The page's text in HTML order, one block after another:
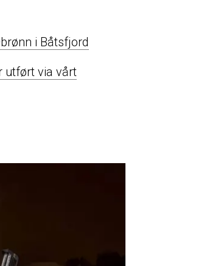
i Båtsfjord
utført via vårt